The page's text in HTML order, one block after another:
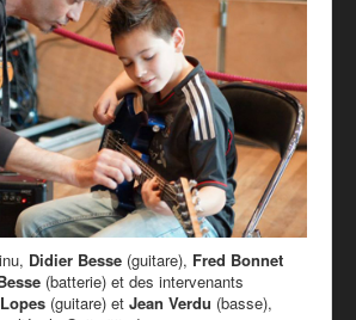
Didier Besse (guitare), Fred Bonnet
(batterie) et des intervenants
(guitare) et Jean Verdu (basse),